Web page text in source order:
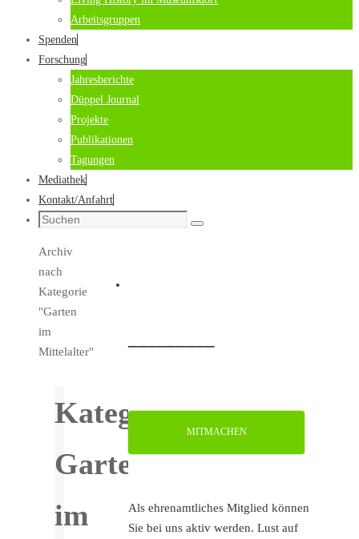
Arbeitsgruppen
Spenden
Forschung
Jahresberichte
Düppel Journal
Projekte
Publikationen
Tagungen
Mediathek
Kontakt/Anfahrt
Suche
Suchen
Start
Archiv
nach
Kategorie
"Garten
im
Mittelalter"
Kategorie:
Garten
im
MITMACHEN
Als ehrenamtliches Mitglied können
Sie bei uns aktiv werden. Lust auf